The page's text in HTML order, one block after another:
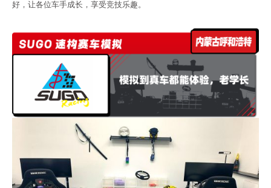
好，让各位车手成长，享受竞技乐趣。